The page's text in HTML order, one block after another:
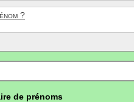
?
de prénoms